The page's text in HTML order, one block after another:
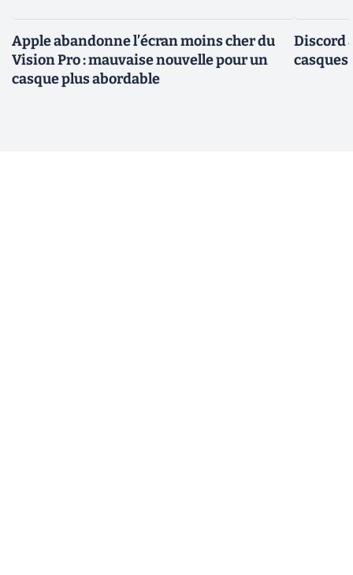
Apple abandonne l’écran moins cher du
Vision Pro : mauvaise nouvelle pour un
casque plus abordable
Discord
casques